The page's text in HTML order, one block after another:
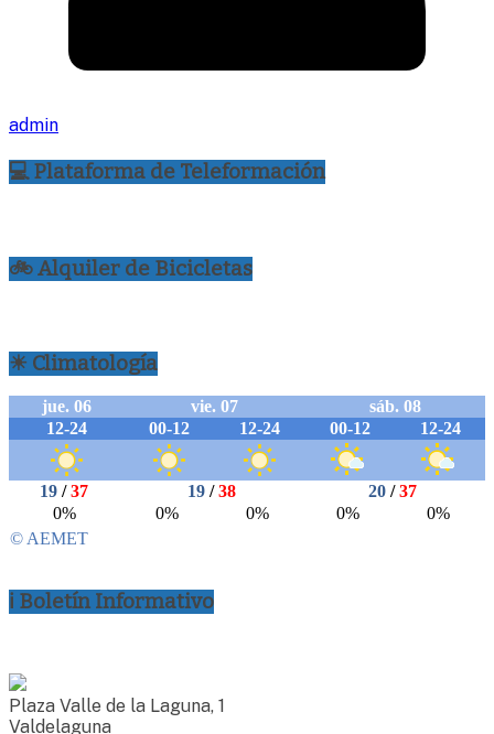
admin
💻 Plataforma de Teleformación
🚲 Alquiler de Bicicletas
☀ Climatología
ℹ Boletín Informativo
Plaza Valle de la Laguna, 1
Valdelaguna